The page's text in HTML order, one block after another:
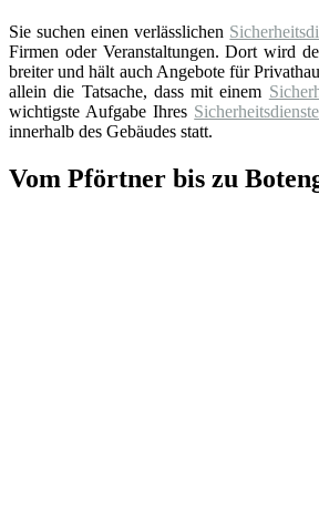
Sie suchen einen verlässlichen
Firmen oder Veranstaltungen. Dort wird
breiter und hält auch Angebote für
allein die Tatsache, dass mit einem
wichtigste Aufgabe Ihres
innerhalb des Gebäudes statt.
Vom Pförtner bis zu